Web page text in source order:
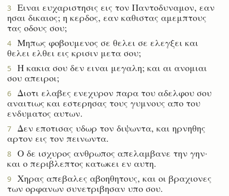
3
Ειναι ευχαριστησις εις τον Παντοδυναμον, εαν
ησαι δικαιος; η κερδος, εαν καθιστας αμεμπτους
τας οδους σου;
4
Μηπως φοβουμενος σε θελει σε ελεγξει και
θελει ελθει εις κρισιν μετα σου;
5
Η κακια σου δεν ειναι μεγαλη; και αι ανομιαι
σου απειροι;
6
Διοτι ελαβες ενεχυρον παρα του αδελφου σου
αναιτιως και εστερησας τους γυμνους απο του
ενδυματος αυτων.
7
Δεν εποτισας υδωρ τον διψωντα, και ηρνηθης
αρτον εις τον πεινωντα.
8
Ο δε ισχυρος ανθρωπος απελαμβανε την γην·
και ο περιβλεπτος κατωκει εν αυτη.
9
Χηρας απεβαλες αβοηθητους, και οι βραχιονες
των ορφανων συνετριβησαν υπο σου.